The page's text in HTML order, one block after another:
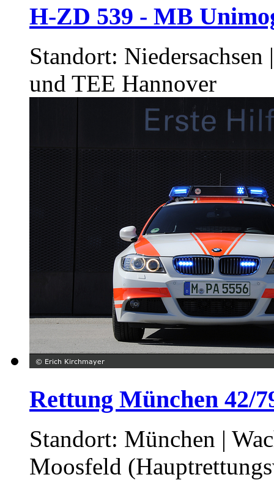
H-ZD 539 - MB
Standort:
und TEE Hannover
Rettung München 42/
Standort: München |
Moosfeld